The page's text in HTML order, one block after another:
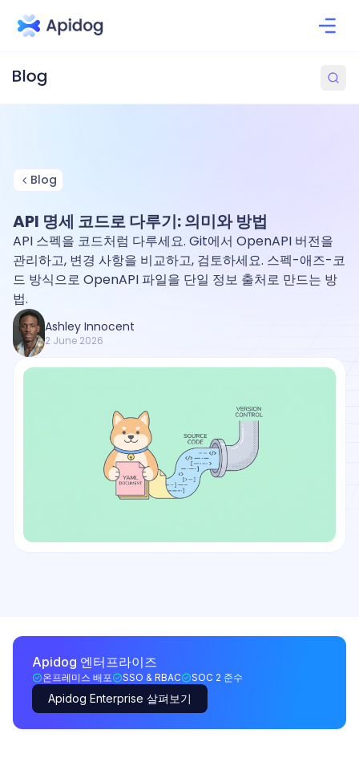
Blog
API 명세 코드로 다루기: 의미와 방법
API 스펙을 코드처럼 다루세요. Git에서 OpenAPI 버전을
관리하고, 변경 사항을 비교하고, 검토하세요. 스펙-애즈-코
드 방식으로 OpenAPI 파일을 단일 정보 출처로 만드는 방
법.
Ashley Innocent
2 June 2026
Apidog 엔터프라이즈
온프레미스 배포 SSO & RBAC SOC 2 준수
Apidog Enterprise 살펴보기